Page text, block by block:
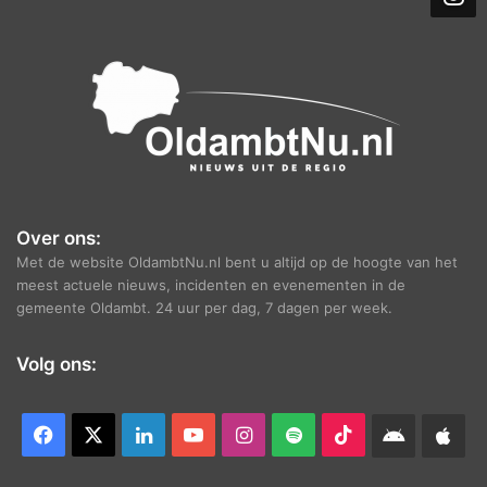
Over ons:
Met de website OldambtNu.nl bent u altijd op de hoogte van het
meest actuele nieuws, incidenten en evenementen in de
gemeente Oldambt. 24 uur per dag, 7 dagen per week.
Volg ons:
Facebook LinkedInYouTubeInstagram
Spotify TikTokAndroid